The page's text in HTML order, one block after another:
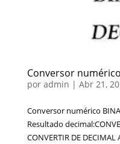
Conversor numérico
por admin | Abr 21,
Conversor numérico
Resultado
CONVERTIR DE